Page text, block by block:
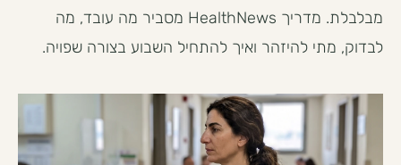
מבלבלת. מדריך HealthNews מסביר מה עובד, מה
לבדוק, מתי להיזהר ואיך להתחיל השבוע בצורה שפויה.